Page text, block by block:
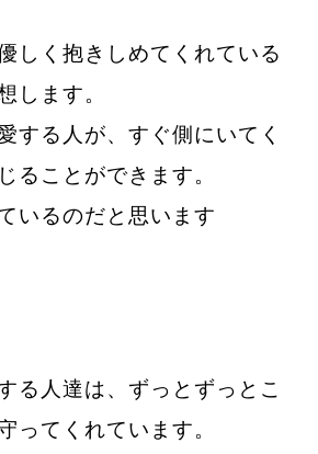
しく抱きしめてくれている
します。
する人が、すぐ側にいてく
ることができます。
いるのだと思います
る人達は、ずっとずっとこ
ってくれています。